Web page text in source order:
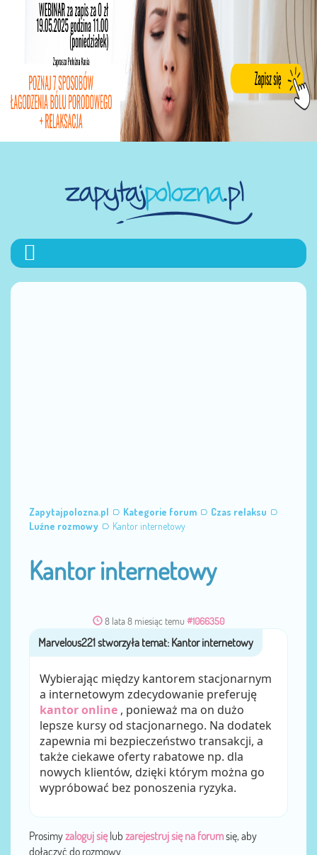
Zapytajpolozna.pl Kategorie forum
Czas relaksu
Luźne rozmowy
Kantor internetowy
Kantor internetowy
8 lata 8 miesiąc temu #1066350
przezMarvelous221
Wybierając między kantorem stacjonarnym
a internetowym zdecydowanie preferuję
kantor online , ponieważ ma on dużo
lepsze kursy od stacjonarnego. Na dodatek
zapewnia mi bezpieczeństwo transakcji, a
także ciekawe oferty rabatowe np. dla
nowych klientów, dzięki którym można go
wypróbować bez ponoszenia ryzyka.
Prosimyzaloguj sięlub zarejestruj się na forumsię, aby
dołączyć do rozmowy.